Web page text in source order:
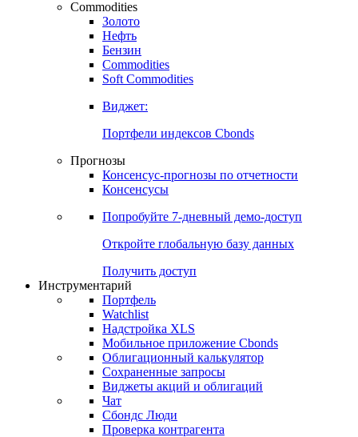
Commodities
Золото
Нефть
Бензин
Commodities
Soft Commodities
Виджет:
Портфели индексов Cbonds
Прогнозы
Консенсус-прогнозы по отчетности
Консенсусы
Попробуйте 7-дневный демо-доступ
Откройте глобальную базу данных
Получить доступ
Инструментарий
Портфель
Watchlist
Надстройка XLS
Мобильное приложение Cbonds
Облигационный калькулятор
Сохраненные запросы
Виджеты акций и облигаций
Чат
Сбондс Люди
Проверка контрагента